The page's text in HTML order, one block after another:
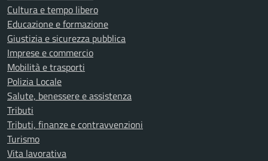
Cultura e tempo libero
Educazione e formazione
Giustizia e sicurezza pubblica
Imprese e commercio
Mobilità e trasporti
Polizia Locale
Salute, benessere e assistenza
Tributi
Tributi, finanze e contravvenzioni
Turismo
Vita lavorativa